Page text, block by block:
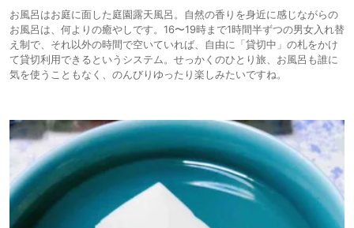
お風呂はお庭に面した庭園露天風呂。自然の香りを身近に感じながらの
お風呂は、何よりの癒やしです。16〜19時まで1時間半ずつの男女入れ替
え制で、それ以外の時間で空いていれば、自由に「貸切中」の札をかけ
て貸切利用できるというシステム。せっかくのひとり旅、お風呂も誰に
気を使うこともなく、のんびりゆったり楽しみたいですね。